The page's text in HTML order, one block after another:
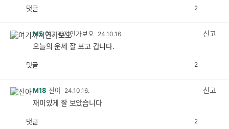
댓글 2
M5 여기까지인가보오 24.10.16.
신고
오늘의 운세 잘 보고 갑니다.
댓글 2
M18 진아 24.10.16.
신고
재미있게 잘 보았습니다
댓글 2